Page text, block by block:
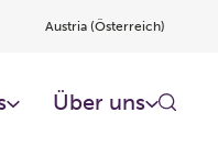
Austria (Österreich)
Über uns